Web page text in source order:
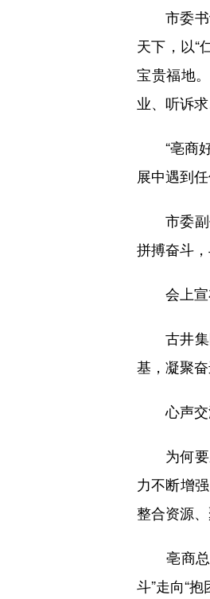
市委书记
天下，以“
宝贵福地
业、听诉
“亳商好
展中遇到
市委副
拼搏奋斗
会上宣布
古井集
基，凝聚
心声交
为何要
力不断增
整合资源
亳商总
斗”走向“